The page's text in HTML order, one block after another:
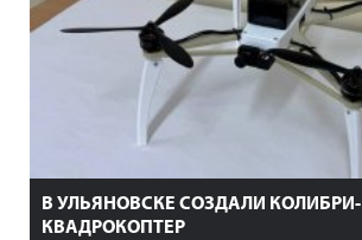
В УЛЬЯНОВСКЕ СОЗДАЛИ КОЛИБРИ-
КВАДРОКОПТЕР